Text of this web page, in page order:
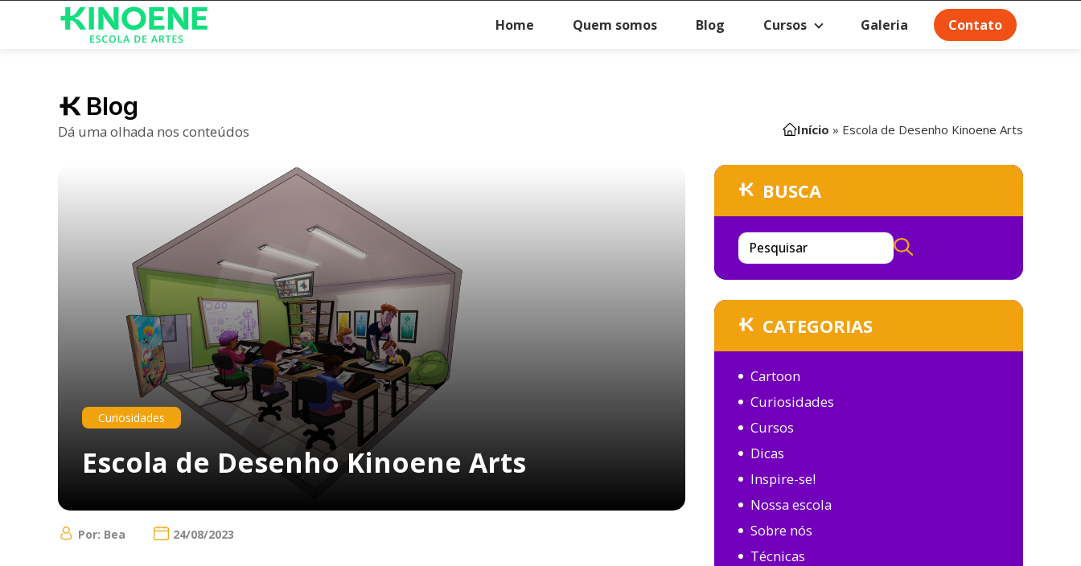
Home Quem somos Blog Cursos Galeria Contato
Blog
Dá uma olhada nos conteúdos Início » Escola de Desenho Kinoene Arts
Curiosidades
Escola de Desenho Kinoene Arts
Por: Bea 24/08/2023
BUSCA
Pesquisar
CATEGORIAS
Cartoon
Curiosidades
Cursos
Dicas
Inspire-se!
Nossa escola
Sobre nós
Técnicas